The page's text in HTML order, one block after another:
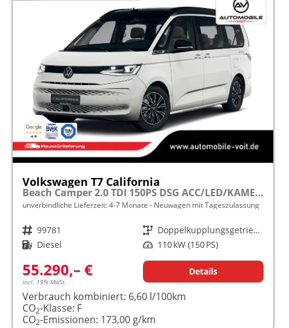
Volkswagen T7 California
Beach Camper 2.0 TDI 150PS DSG ACC/LED/KAMERA frei konfigurierbar!
unverbindliche Lieferzeit: 4-7 Monate Neuwagen mit Tageszulassung
Fahrzeugnr. 99781 Getriebe
Doppelkupplungsgetriebe (DSG)
Kraftstoff Diesel Leistung 110 kW (150 PS)
55.290,– €
incl. 19% MwSt.
Details
Verbrauch kombiniert: 6,60 l/100km
CO2-Klasse: F
CO2-Emissionen: 173,00 g/km